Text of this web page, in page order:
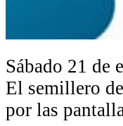
Sábado 21 de
El semillero
por las